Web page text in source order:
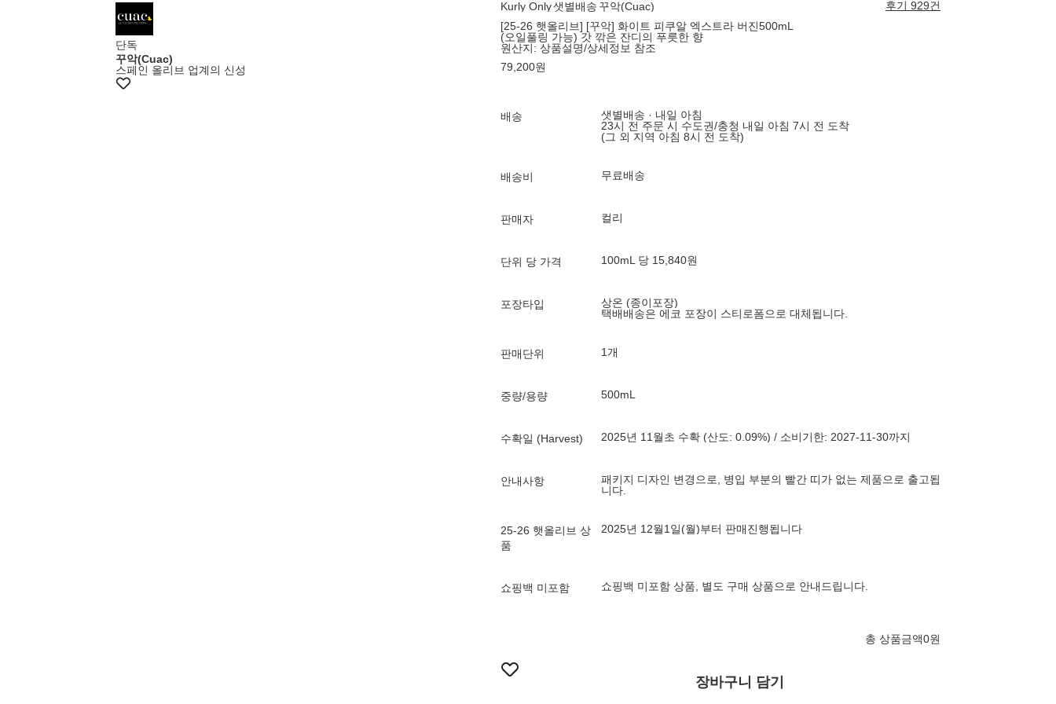
단독
꾸악(Cuac)
스페인 올리브 업계의 신성
Kurly Only샛별배송 꾸악(Cuac)
후기 929건
[25-26 햇올리브] [꾸악] 화이트 피쿠알 엑스트라 버진500mL
(오일풀링 가능) 갓 깎은 잔디의 푸릇한 향
원산지: 상품설명/상세정보 참조
79,200원
배송
샛별배송 · 내일 아침
23시 전 주문 시 수도권/충청 내일 아침 7시 전 도착
(그 외 지역 아침 8시 전 도착)
배송비 무료배송
판매자 컬리
단위 당 가격 100mL 당 15,840원
포장타입
상온 (종이포장)
택배배송은 에코 포장이 스티로폼으로 대체됩니다.
판매단위 1개
중량/용량 500mL
수확일 (Harvest) 2025년 11월초 수확 (산도: 0.09%) / 소비기한: 2027-11-30까지
안내사항
패키지 디자인 변경으로, 병입 부분의 빨간 띠가 없는 제품으로 출고됩
니다.
25-26 햇올리브 상
품
2025년 12월1일(월)부터 판매진행됩니다
쇼핑백 미포함 쇼핑백 미포함 상품, 별도 구매 상품으로 안내드립니다.
총 상품금액0원
장바구니 담기